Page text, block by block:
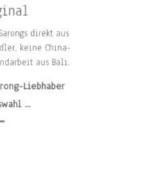
direkt aus Bali, keine
China. Sondern 100%
aus Bali.
nur das Beste..
direkt aus
keine China-
aus Bali.
Liebhaber
…